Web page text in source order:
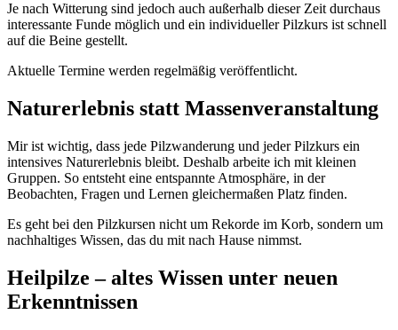
Je nach Witterung sind jedoch auch außerhalb dieser Zeit durchaus
interessante Funde möglich und ein individueller Pilzkurs ist schnell
auf die Beine gestellt.
Aktuelle Termine werden regelmäßig veröffentlicht.
Naturerlebnis statt Massenveranstaltung
Mir ist wichtig, dass jede Pilzwanderung und jeder Pilzkurs ein
intensives Naturerlebnis bleibt. Deshalb arbeite ich mit kleinen
Gruppen. So entsteht eine entspannte Atmosphäre, in der
Beobachten, Fragen und Lernen gleichermaßen Platz finden.
Es geht bei den Pilzkursen nicht um Rekorde im Korb, sondern um
nachhaltiges Wissen, das du mit nach Hause nimmst.
Heilpilze – altes Wissen unter neuen
Erkenntnissen